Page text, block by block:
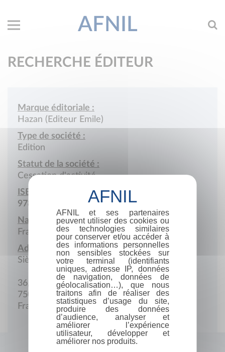
AFNIL
RECHERCHE ÉDITEUR
Marque éditoriale :
Hazan (Editeur Emile)
Type de société :
Edition
Statut de la société :
Cessation d'activité
ISBN :
978-2-906913
Nationalité :
France
Adresse :
Siège social
36, av. Georges-V
75008 Paris
France
AFNIL et ses partenaires
peuvent utiliser des cookies ou
des technologies similaires
pour conserver et/ou accéder à
des informations personnelles
non sensibles stockées sur
votre terminal (identifiants
uniques, adresse IP, données
de navigation, données de
géolocalisation…), que nous
traitons afin de réaliser des
statistiques d’usage du site,
produire des données
d’audience, analyser et
améliorer l’expérience
utilisateur, développer et
améliorer nos produits.